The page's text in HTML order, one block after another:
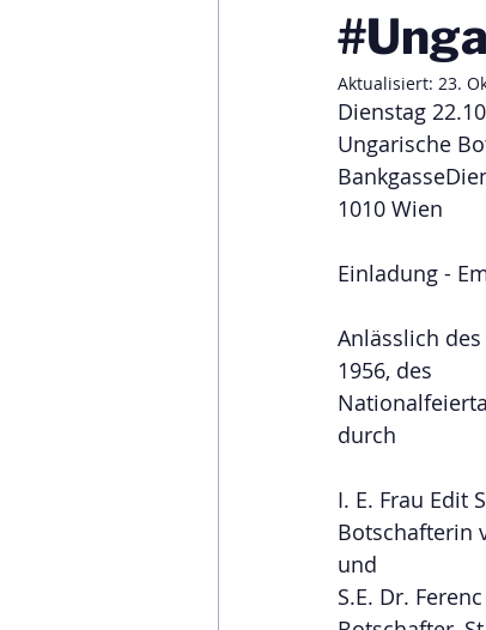
Aktualisiert: 23.
Dienstag
Ungarische
1010 Wien
Einladung -
Anlässlich
1956, des
durch
I. E. Frau Edit
Botschafterin
und
S.E. Dr.